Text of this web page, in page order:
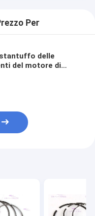
Per
delle
del motore di